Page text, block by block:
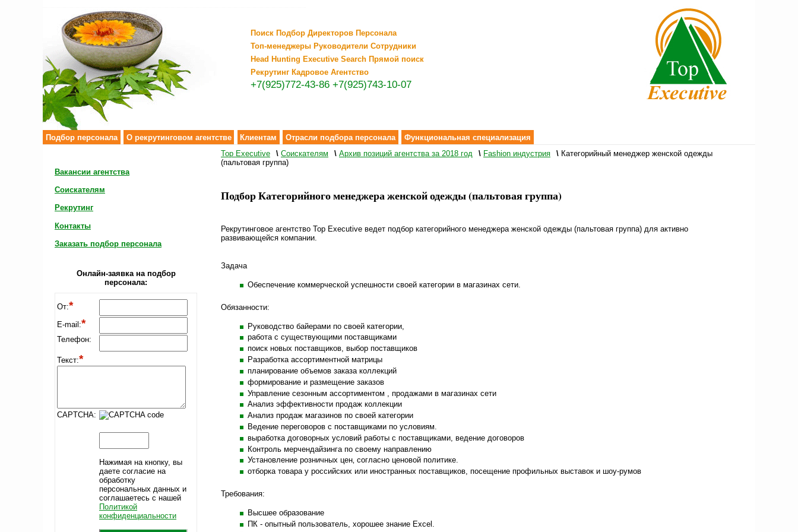
Поиск Подбор Директоров Персонала
Топ-менеджеры Руководители Сотрудники
Head Hunting Executive Search Прямой поиск
Рекрутинг Кадровое Агентство
+7(925)772-43-86 +7(925)743-10-07
Подбор персонала О рекрутинговом агентстве Клиентам Отрасли подбора персонала Функциональная специализация
Вакансии агентства
Соискателям
Рекрутинг
Контакты
Заказать подбор персонала
Онлайн-заявка на подбор
персонала:
От:*
E-mail:*
Телефон:
Текст:*
CAPTCHA:
Нажимая на кнопку, вы
даете согласие на
обработку
персональных данных и
соглашаетесь c нашей
Политикой
конфиденциальности
Top Executive \ Соискателям \ Архив позиций агентства за 2018 год \ Fashion индустрия \ Категорийный менеджер женской одежды
(пальтовая группа)
Подбор Категорийного менеджера женской одежды (пальтовая группа)
Рекрутинговое агентство Top Executive ведет подбор категорийного менеджера женской одежды (пальтовая группа) для активно
развивающейся компании.
Задача
Обеспечение коммерческой успешности своей категории в магазинах сети.
Обязанности:
Руководство байерами по своей категории,
работа с существующими поставщиками
поиск новых поставщиков, выбор поставщиков
Разработка ассортиментной матрицы
планирование объемов заказа коллекций
формирование и размещение заказов
Управление сезонным ассортиментом , продажами в магазинах сети
Анализ эффективности продаж коллекции
Анализ продаж магазинов по своей категории
Ведение переговоров с поставщиками по условиям.
выработка договорных условий работы с поставщиками, ведение договоров
Контроль мерчендайзинга по своему направлению
Установление розничных цен‚ согласно ценовой политике.
отборка товара у российских или иностранных поставщиков, посещение профильных выставок и шоу-румов
Требования:
Высшее образование
ПК - опытный пользователь, хорошее знание Excel.